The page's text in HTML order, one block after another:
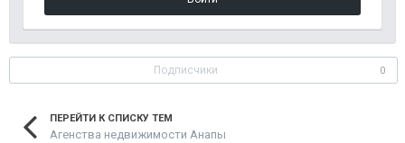
Подписчики 0
ПЕРЕЙТИ К СПИСКУ ТЕМ
Агенства недвижимости Анапы